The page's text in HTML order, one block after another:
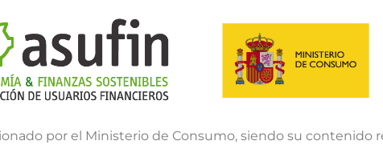
por el Ministerio de Consumo, siendo su contenido